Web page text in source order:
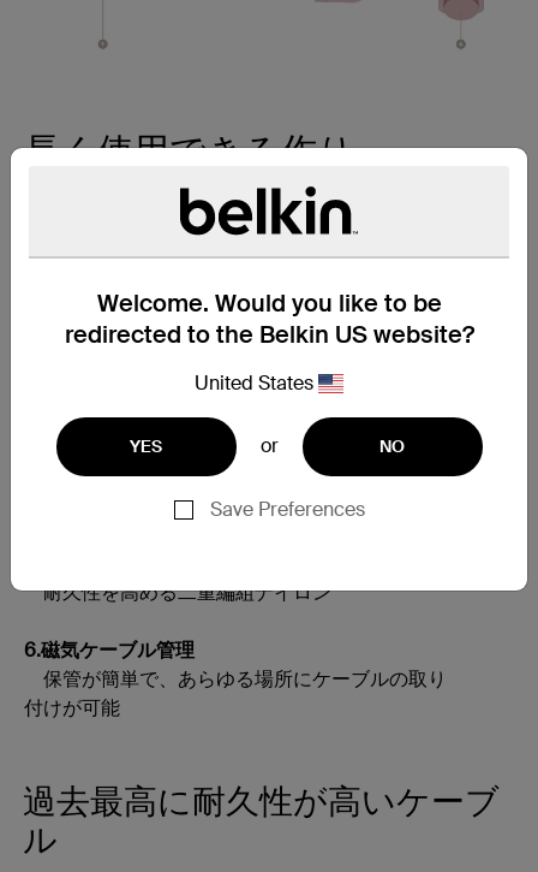
Welcome. Would you like to be
redirected to the Belkin US website?
United States
YES or NO
Save Preferences
長く使用できる作り
1.内部にシリコン製の被膜を採用
2.長く柔軟なストレインリリーフ
ケーブルのほつれを防止
摩耗と損傷の耐久試験済み
4.サテンアルミニウムのケーブルヘッド
強度とスタイルを向上
耐久性を高める二重編組ナイロン
6.磁気ケーブル管理
保管が簡単で、あらゆる場所にケーブルの取り
付けが可能
過去最高に耐久性が高いケーブ
ル